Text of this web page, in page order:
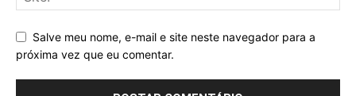
Salve meu nome, e-mail e site neste navegador para a
próxima vez que eu comentar.